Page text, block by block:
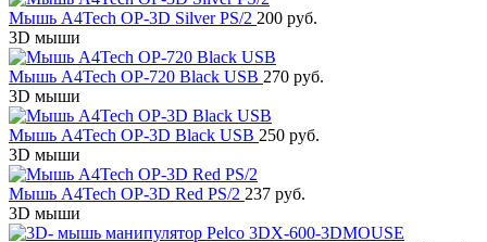
Мышь A4Tech OP-3D Silver PS/2 200 руб.
3D мыши
Мышь A4Tech OP-720 Black USB 270 руб.
3D мыши
Мышь A4Tech OP-3D Black USB 250 руб.
3D мыши
Мышь A4Tech OP-3D Red PS/2 237 руб.
3D мыши